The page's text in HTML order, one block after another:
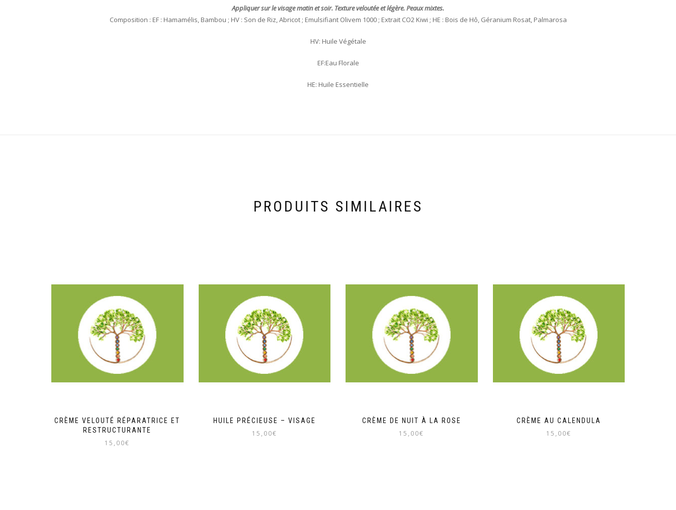
Appliquer sur le visage matin et soir. Texture veloutée et légère. Peaux mixtes.
Composition : EF : Hamamélis, Bambou ; HV : Son de Riz, Abricot ; Emulsifiant Olivem 1000 ; Extrait CO2 Kiwi ; HE : Bois de Hô, Géranium Rosat, Palmarosa
HV: Huile Végétale
EF:Eau Florale
HE: Huile Essentielle
PRODUITS SIMILAIRES
CRÈME VELOUTÉ RÉPARATRICE ET
RESTRUCTURANTE
15,00€
HUILE PRÉCIEUSE – VISAGE
15,00€
CRÈME DE NUIT À LA ROSE
15,00€
CRÈME AU CALENDULA
15,00€